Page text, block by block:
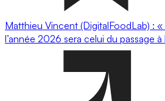
Matthieu Vincent (DigitalFoodLab) :
l’année 2026 sera celui du passage à